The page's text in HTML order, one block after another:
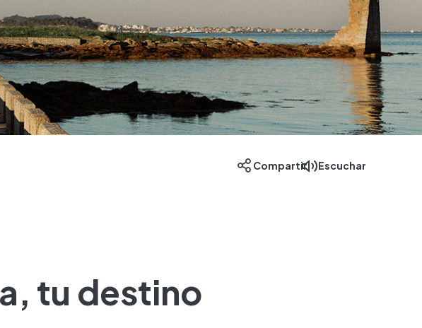
Compartir Escuchar
tu destino